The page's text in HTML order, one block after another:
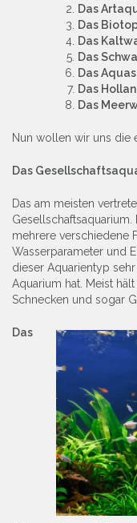
Das
Das
Das
Das
Das
Das
Das
Nun wollen wir uns die
Das
Das am meisten
mehrere verschiedene
Wasserparameter und
dieser Aquarientyp
Aquarium hat. Meist
Schnecken und sogar
Das